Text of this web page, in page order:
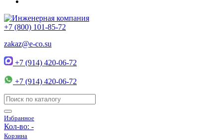
+7 (800) 101-85-72
zakaz@e-co.su
+7 (914) 420-06-72
+7 (914) 420-06-72
Избранное
Кол-во: -
Корзина